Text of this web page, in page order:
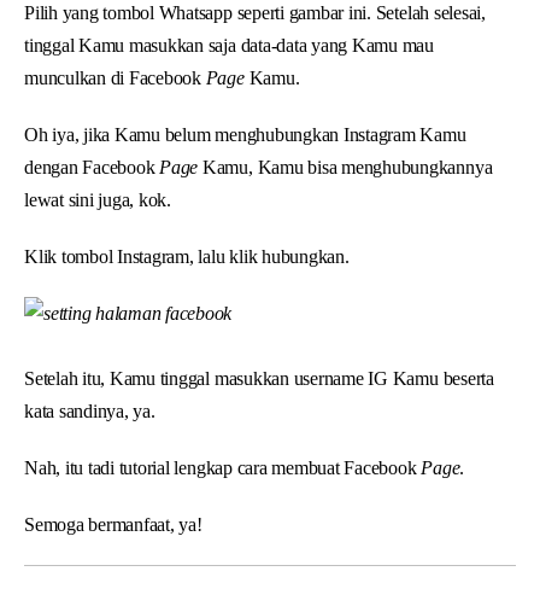
Pilih yang tombol Whatsapp seperti gambar ini. Setelah selesai,
tinggal Kamu masukkan saja data-data yang Kamu mau
munculkan di Facebook Page Kamu.
Oh iya, jika Kamu belum menghubungkan Instagram Kamu
dengan Facebook Page Kamu, Kamu bisa menghubungkannya
lewat sini juga, kok.
Klik tombol Instagram, lalu klik hubungkan.
Setelah itu, Kamu tinggal masukkan username IG Kamu beserta
kata sandinya, ya.
Nah, itu tadi tutorial lengkap cara membuat Facebook Page.
Semoga bermanfaat, ya!